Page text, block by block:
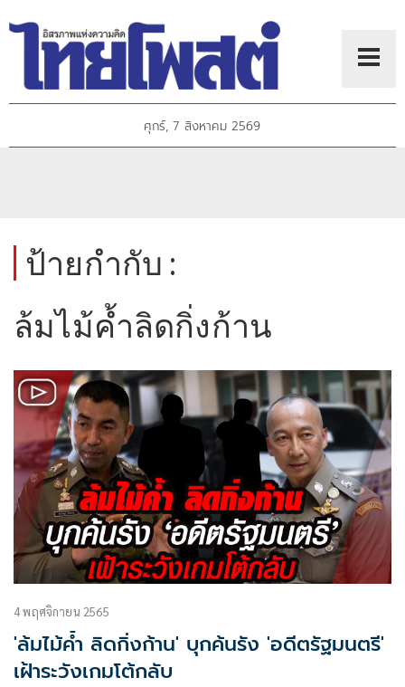
ศุกร์, 7 สิงหาคม 2569
ป้ายกำกับ :
ล้มไม้ค้ำลิดกิ่งก้าน
4 พฤศจิกายน 2565
'ล้มไม้ค้ำ ลิดกิ่งก้าน' บุกค้นรัง 'อดีตรัฐมนตรี'
เฝ้าระวังเกมโต้กลับ